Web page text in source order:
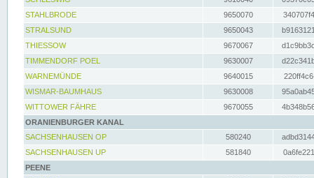
STAHLBRODE
9650070
STRALSUND
9650043
THIESSOW
9670067
TIMMENDORF POEL
9630007
WARNEMÜNDE
9640015
WISMAR-BAUMHAUS
9630008
WITTOWER FÄHRE
9670055
ORANIENBURGER KANAL
SACHSENHAUSEN OP
580240
SACHSENHAUSEN UP
581840
PEENE